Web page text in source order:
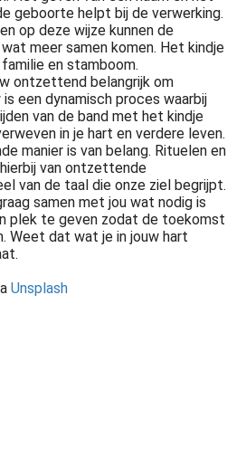
geboorte helpt bij de verwerking.
op deze wijze kunnen de
meer samen komen. Het kindje
en stamboom.
ontzettend belangrijk om
een dynamisch proces waarbij
van de band met het kindje
in je hart en verdere leven.
manier is van belang. Rituelen en
van ontzettende
van de taal die onze ziel begrijpt.
samen met jou wat nodig is
plek te geven zodat de toekomst
Weet dat wat je in jouw hart
Unsplash